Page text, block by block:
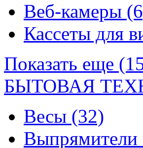
Веб-камеры
Кассеты для
Показать еще
БЫТОВАЯ
Весы (32)